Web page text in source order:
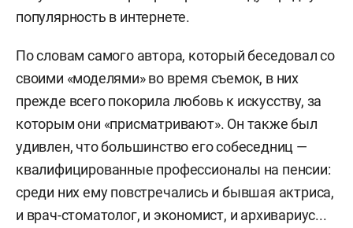
популярность в интернете.
По словам самого автора, который беседовал со
своими «моделями» во время съемок, в них
прежде всего покорила любовь к искусству, за
которым они «присматривают». Он также был
удивлен, что большинство его собеседниц —
квалифицированные профессионалы на пенсии:
среди них ему повстречались и бывшая актриса,
и врач-стоматолог, и экономист, и архивариус...